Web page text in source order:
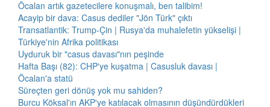
Öcalan artık gazetecilere konuşmalı, ben talibim!
Acayip bir dava: Casus dediler "Jön Türk" çıktı
Transatlantik: Trump-Çin | Rusya'da muhalefetin yükselişi |
Türkiye'nin Afrika politikası
Uyduruk bir "casus davası"nın peşinde
Hafta Başı (82): CHP'ye kuşatma | Casusluk davası |
Öcalan'a statü
Süreçten geri dönüş yok mu sahiden?
Burcu Köksal'ın AKP'ye katılacak olmasının düşündürdükleri